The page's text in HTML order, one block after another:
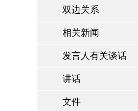
双边关系
相关新闻
发言人有关谈话
讲话
文件